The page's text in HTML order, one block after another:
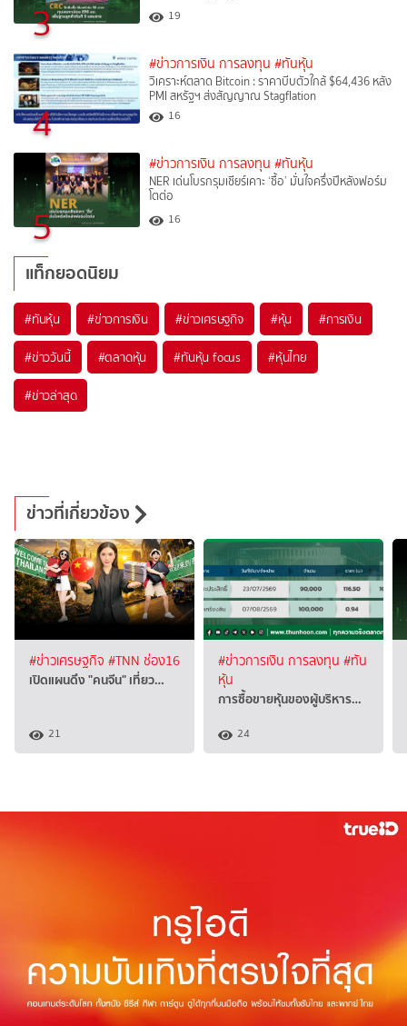
3 19
4
#ข่าวการเงิน การลงทุน #ทันหุ้น
วิเคราะห์ตลาด Bitcoin : ราคาบีบตัวใกล้ $64,436 หลัง
PMI สหรัฐฯ ส่งสัญญาณ Stagflation
16
5
#ข่าวการเงิน การลงทุน #ทันหุ้น
NER เด่นโบรกรุมเชียร์เคาะ ‘ซื้อ’ มั่นใจครึ่งปีหลังฟอร์ม
โตต่อ
16
แท็กยอดนิยม
#ทันหุ้น #ข่าวการเงิน #ข่าวเศรษฐกิจ #หุ้น #การเงิน
#ข่าววันนี้ #ตลาดหุ้น #ทันหุ้น focus #หุ้นไทย
#ข่าวล่าสุด
ข่าวที่เกี่ยวข้อง
#ข่าวเศรษฐกิจ #TNN ช่อง16
เปิดแผนดึง "คนจีน" เที่ยว…
21
#ข่าวการเงิน การลงทุน #ทัน
หุ้น
การซื้อขายหุ้นของผู้บริหาร…
24